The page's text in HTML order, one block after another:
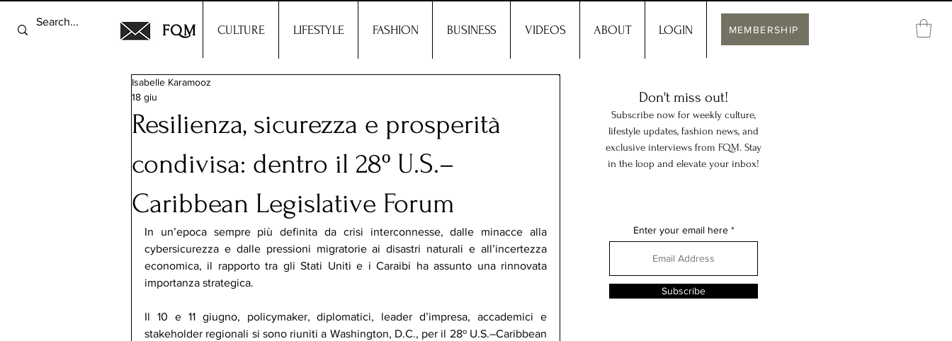
FQM CULTURE LIFESTYLE FASHION BUSINESS VIDEOS ABOUT LOGIN MEMBERSHIP
Resilienza, sicurezza e prosperità
condivisa: dentro il 28º U.S.–
Caribbean Legislative Forum
Isabelle Karamooz
18 giu
In un’epoca sempre più definita da crisi interconnesse, dalle minacce alla
cybersicurezza e dalle pressioni migratorie ai disastri naturali e all’incertezza
economica, il rapporto tra gli Stati Uniti e i Caraibi ha assunto una rinnovata
importanza strategica.
Il 10 e 11 giugno, policymaker, diplomatici, leader d’impresa, accademici e
stakeholder regionali si sono riuniti a Washington, D.C., per il 28º U.S.–Caribbean
Don't miss out!
Subscribe now for weekly culture,
lifestyle updates, fashion news, and
exclusive interviews from FQM. Stay
in the loop and elevate your inbox!
Enter your email here
Subscribe